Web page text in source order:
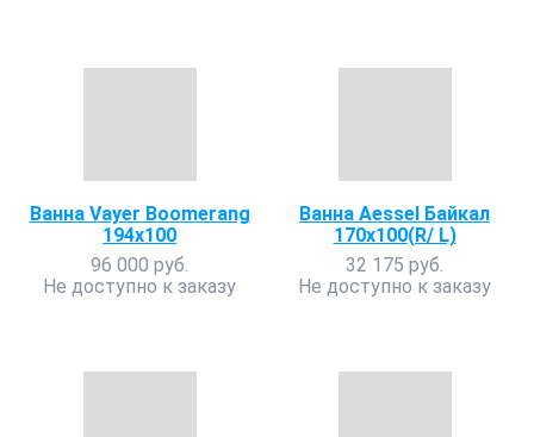
Ванна Vayer Boomerang
194х100
96 000 руб.
Не доступно к заказу
Ванна Aessel Байкал
170х100(R/ L)
32 175 руб.
Не доступно к заказу